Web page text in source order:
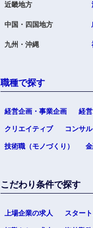
近畿地方
中国・四国地方
九州・沖縄
職種で探す
経営企画・事業企画 経
クリエイティブ コンサ
技術職（モノづくり）
こだわり条件で探す
上場企業の求人 スター